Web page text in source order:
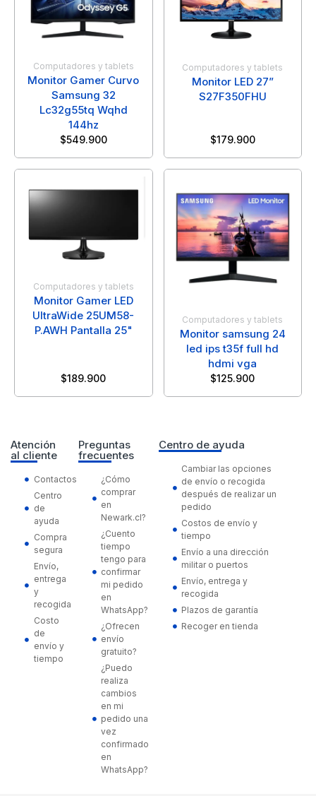
Computadores y tablets
Monitor Gamer Curvo
Samsung 32
Lc32g55tq Wqhd
144hz
$549.900
Computadores y tablets
Monitor LED 27”
S27F350FHU
$179.900
Computadores y tablets
Monitor Gamer LED
UltraWide 25UM58-
P.AWH Pantalla 25"
$189.900
Computadores y tablets
Monitor samsung 24
led ips t35f full hd
hdmi vga
$125.900
Atención
al cliente
Contactos
Centro
de
ayuda
Compra
segura
Envío,
entrega
y
recogida
Costo
de
envío y
tiempo
Preguntas
frecuentes
¿Cómo
comprar
en
Newark.cl?
¿Cuento
tiempo
tengo para
confirmar
mi pedido
en
WhatsApp?
¿Ofrecen
envío
gratuito?
¿Puedo
realiza
cambios
en mi
pedido una
vez
confirmado
en
WhatsApp?
Centro de ayuda
Cambiar las opciones
de envío o recogida
después de realizar un
pedido
Costos de envío y
tiempo
Envío a una dirección
militar o puertos
Envío, entrega y
recogida
Plazos de garantía
Recoger en tienda